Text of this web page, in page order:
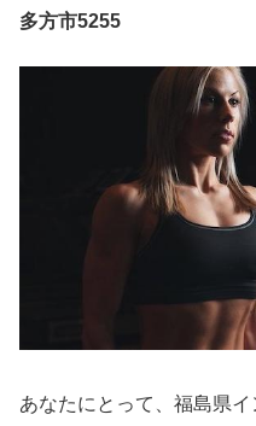
多方市5255
あなたにとって、福島県